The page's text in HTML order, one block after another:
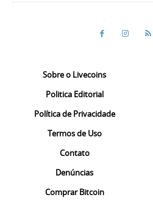
Sobre o Livecoins
Politica Editorial
Política de Privacidade
Termos de Uso
Contato
Denúncias
Comprar Bitcoin